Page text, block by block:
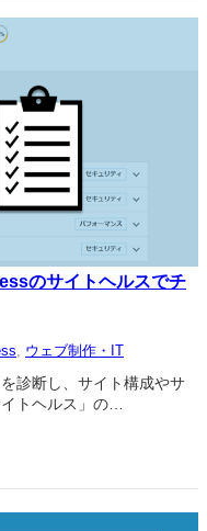
のサイトヘルスでチ
, ウェブ制作・IT
診断し、サイト構成やサ
トヘルス」の…